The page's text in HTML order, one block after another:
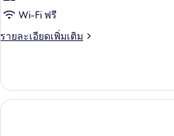
Wi-Fi ฟรี
รายละเอียดเพิ่มเติม
ราย
เกี่ยว
กับ
ห้อง